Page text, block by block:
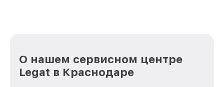
О нашем сервисном центре
Legat в Краснодаре